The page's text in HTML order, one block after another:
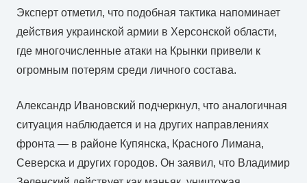
Эксперт отметил, что подобная тактика напоминает
действия украинской армии в Херсонской области,
где многочисленные атаки на Крынки привели к
огромным потерям среди личного состава.
Александр Ивановский подчеркнул, что аналогичная
ситуация наблюдается и на других направлениях
фронта — в районе Купянска, Красного Лимана,
Северска и других городов. Он заявил, что Владимир